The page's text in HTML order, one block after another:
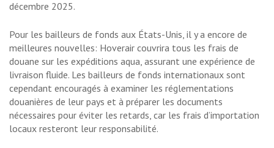
décembre 2025.
Pour les bailleurs de fonds aux États-Unis, il y a encore de
meilleures nouvelles: Hoverair couvrira tous les frais de
douane sur les expéditions aqua, assurant une expérience de
livraison fluide. Les bailleurs de fonds internationaux sont
cependant encouragés à examiner les réglementations
douanières de leur pays et à préparer les documents
nécessaires pour éviter les retards, car les frais d’importation
locaux resteront leur responsabilité.